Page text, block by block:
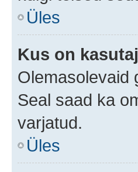
Üles
Kus on
Olemasolevaid
Seal saad ka
varjatud.
Üles